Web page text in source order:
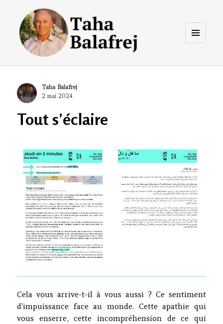
Taha Balafrej Blog
Author
Taha Balafrej
Posted
2 mai 2024
Tout s’éclaire
Cela vous arrive-t-il à vous aussi ? Ce sentiment
d’impuissance face au monde. Cette apathie qui
vous enserre, cette incompréhension de ce qui